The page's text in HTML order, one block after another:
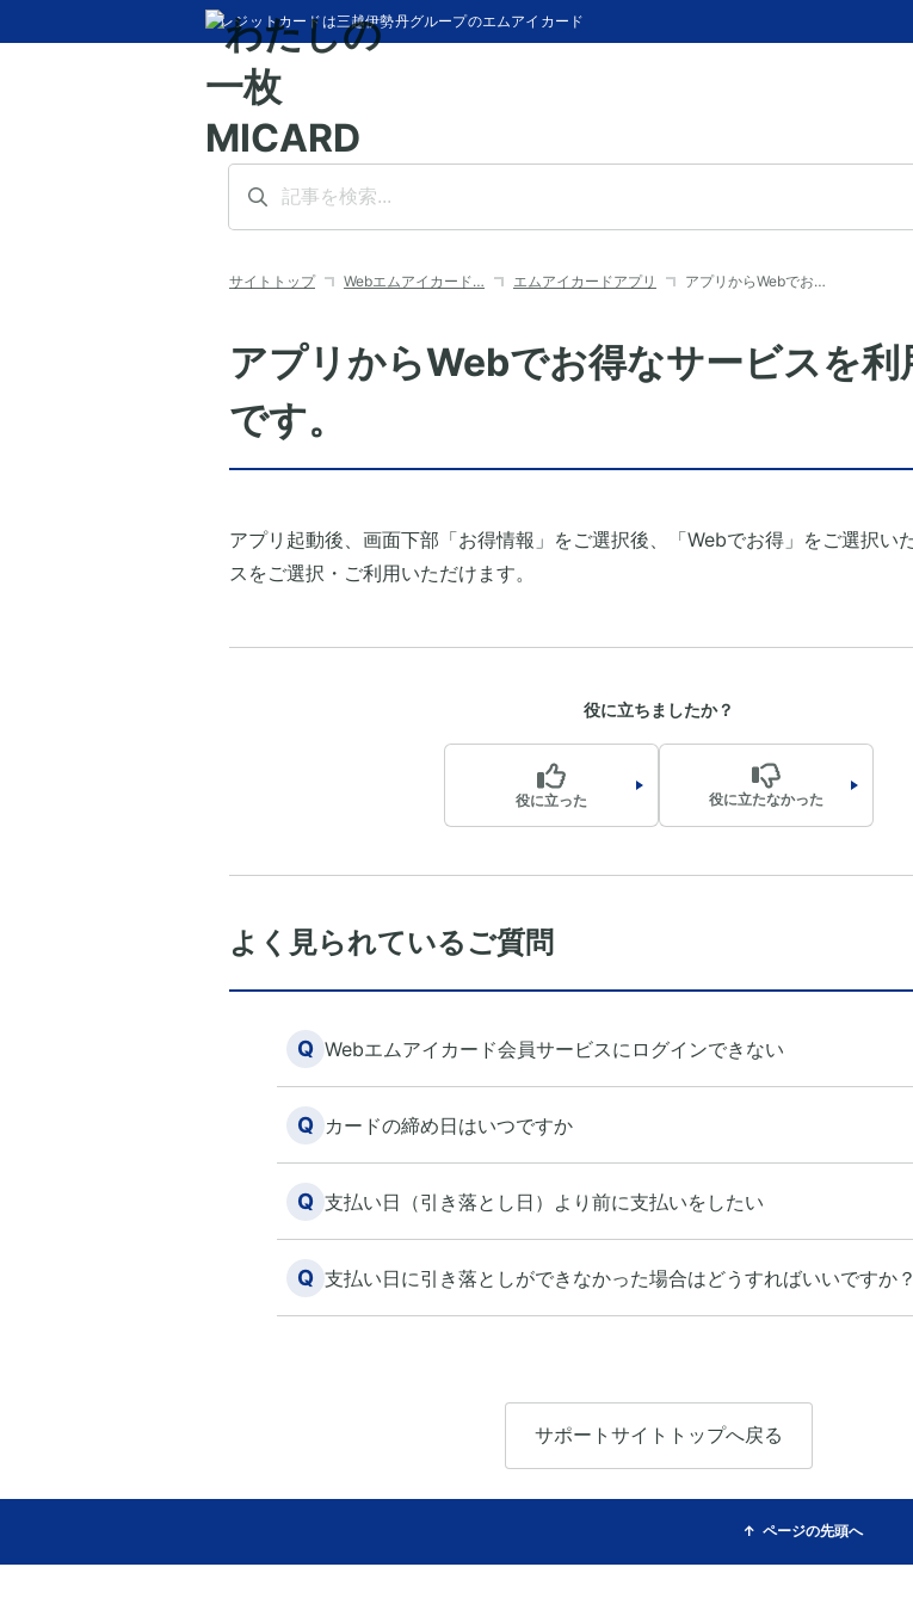
クレジットカードは三越伊勢丹グループのエムアイカード
サイトトップ Webエムアイカード… エムアイカードアプリ アプリからWebでお…
アプリからWebでお得なサービスを利
です。
アプリ起動後、画面下部「お得情報」をご選択後、「Webでお得」をご選択い
スをご選択・ご利用いただけます。
役に立ちましたか？
役に立った 役に立たなかった
よく見られているご質問
Q Webエムアイカード会員サービスにログインできない
Q カードの締め日はいつですか
Q 支払い日（引き落とし日）より前に支払いをしたい
Q 支払い日に引き落としができなかった場合はどうすればいいですか？
サポートサイトトップへ戻る
ページの先頭へ